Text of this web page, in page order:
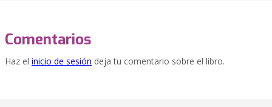
Comentarios
Haz el inicio de sesión deja tu comentario sobre el libro.